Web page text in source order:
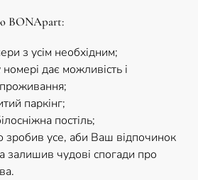
BONApart:
з усім необхідним;
дає можливість і
паркінг;
постіль;
зробив усе, аби Ваш відпочинок
залишив чудові спогади про